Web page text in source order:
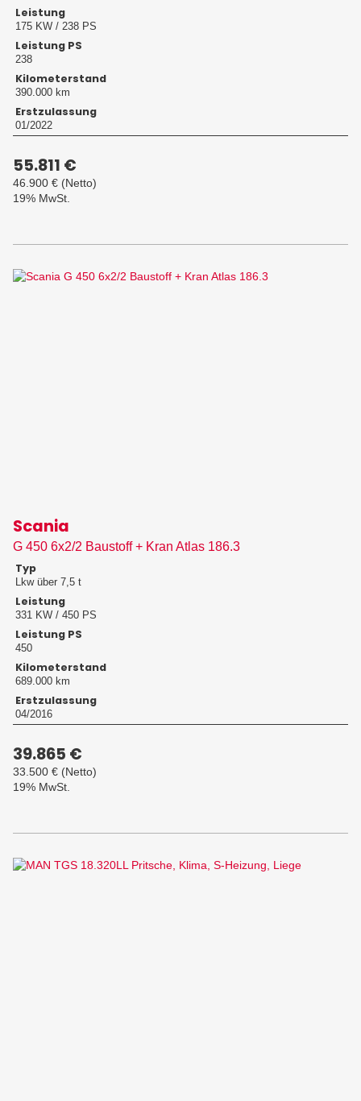
Leistung
175 KW / 238 PS
Leistung PS
238
Kilometerstand
390.000 km
Erstzulassung
01/2022
55.811 €
46.900 € (Netto)
19% MwSt.
Scania
G 450 6x2/2 Baustoff + Kran Atlas 186.3
Typ
Lkw über 7,5 t
Leistung
331 KW / 450 PS
Leistung PS
450
Kilometerstand
689.000 km
Erstzulassung
04/2016
39.865 €
33.500 € (Netto)
19% MwSt.